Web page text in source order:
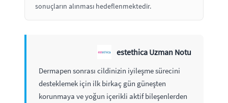
sonuçların alınması hedeflenmektedir.
estethica Uzman Notu
Dermapen sonrası cildinizin iyileşme sürecini
desteklemek için ilk birkaç gün güneşten
korunmaya ve yoğun içerikli aktif bileşenlerden